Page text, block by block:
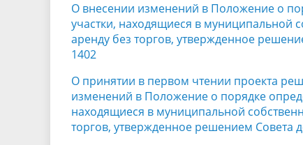
О внесении изменений в Положение о
участки, находящиеся в муниципальной
аренду без торгов, утвержденное
1402
О принятии в первом чтении проекта
изменений в Положение о порядке
находящиеся в муниципальной
торгов, утвержденное решением Совета